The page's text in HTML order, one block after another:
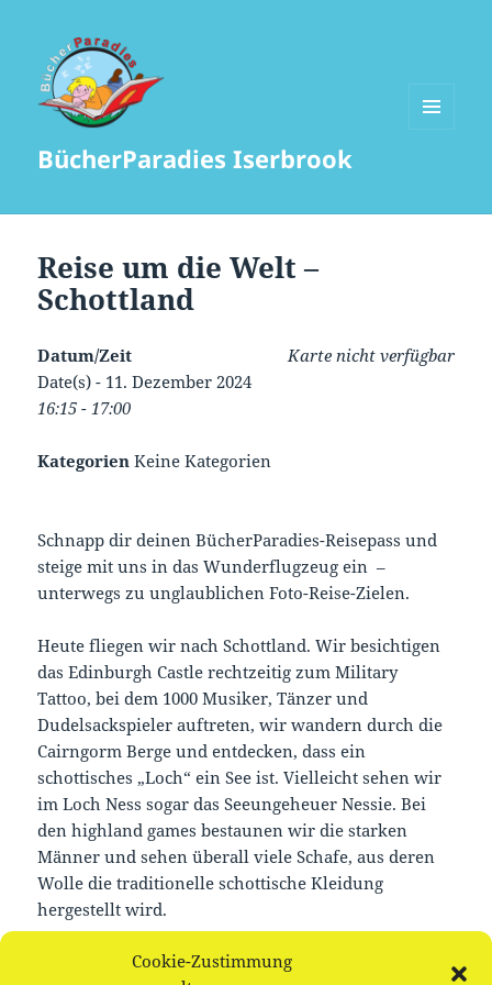
Cookie-Zustimmung
BücherParadies Iserbrook
Reise um die Welt –
Schottland
Karte nicht verfügbar
Datum/Zeit
Date(s) - 11. Dezember 2024
16:15 - 17:00
Kategorien Keine Kategorien
Schnapp dir deinen BücherParadies-Reisepass und
steige mit uns in das Wunderflugzeug ein –
unterwegs zu unglaublichen Foto-Reise-Zielen.
Heute fliegen wir nach Schottland. Wir besichtigen
das Edinburgh Castle rechtzeitig zum Military
Tattoo, bei dem 1000 Musiker, Tänzer und
Dudelsackspieler auftreten, wir wandern durch die
Cairngorm Berge und entdecken, dass ein
schottisches „Loch“ ein See ist. Vielleicht sehen wir
im Loch Ness sogar das Seeungeheuer Nessie. Bei
den highland games bestaunen wir die starken
Männer und sehen überall viele Schafe, aus deren
Wolle die traditionelle schottische Kleidung
hergestellt wird.
Im Anschluss basteln und picknicken wir